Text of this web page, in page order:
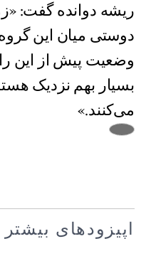
ریشه دوانده گفت:
دوستی میان این
وضعیت پیش از این را
بسیار بهم نزدیک
می‌کنند.»
اپیزودهای بیشتر